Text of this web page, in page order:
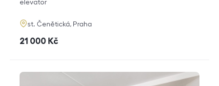
funkce
elevator
adresa
st. Čenětická, Praha
cena
21 000 Kč